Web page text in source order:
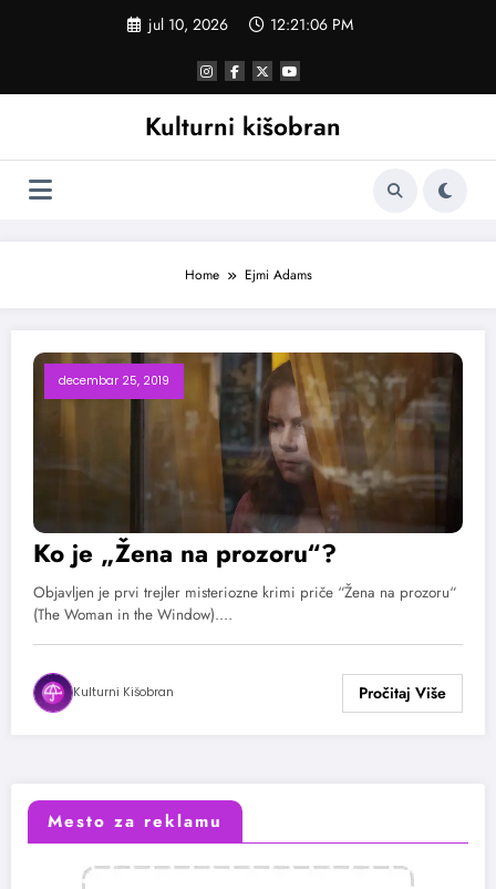
jul 10, 2026 12:21:07 PM
Kulturni kišobran
Home Ejmi Adams
decembar 25, 2019
Ko je „Žena na prozoru“?
Objavljen je prvi trejler misteriozne krimi priče “Žena na prozoru“
(The Woman in the Window).…
Kulturni Kišobran
Mesto za reklamu